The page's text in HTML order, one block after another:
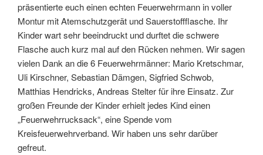
präsentierte euch einen echten Feuerwehrmann in voller
Montur mit Atemschutzgerät und Sauerstoffflasche. Ihr
Kinder wart sehr beeindruckt und durftet die schwere
Flasche auch kurz mal auf den Rücken nehmen. Wir sagen
vielen Dank an die 6 Feuerwehrmänner: Mario Kretschmar,
Uli Kirschner, Sebastian Dämgen, Sigfried Schwob,
Matthias Hendricks, Andreas Stelter für ihre Einsatz. Zur
großen Freunde der Kinder erhielt jedes Kind einen
„Feuerwehrrucksack“, eine Spende vom
Kreisfeuerwehrverband. Wir haben uns sehr darüber
gefreut.